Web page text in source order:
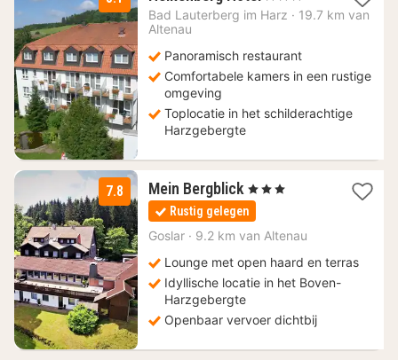
nacht
€
Bad Lauterberg im Harz · 19.7 km van
Altenau
Panoramisch restaurant
Comfortabele kamers in een rustige
omgeving
Toplocatie in het schilderachtige
Harzgebergte
7.8 Mein Bergblick 3
nachten
vanaf
63,33
, 3 Sterren
Rustig gelegen
Goslar · 9.2 km van Altenau
Lounge met open haard en terras
Idyllische locatie in het Boven-
Harzgebergte
Openbaar vervoer dichtbij